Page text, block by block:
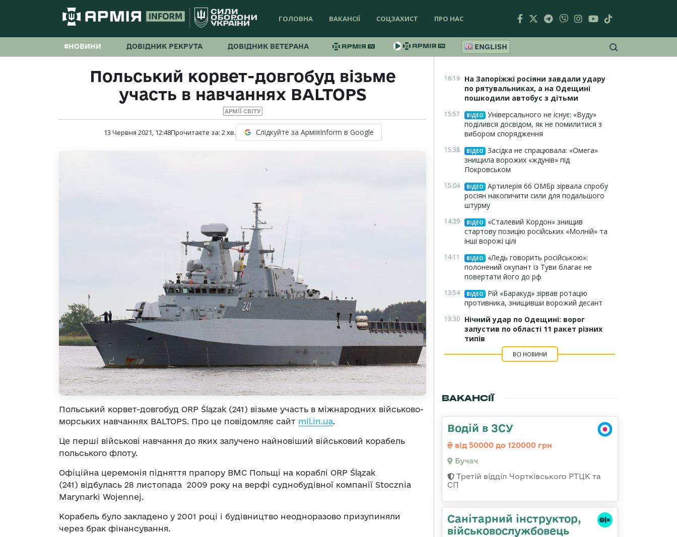
ГОЛОВНА ВАКАНСІЇ СОЦЗАХИСТ ПРО НАС
#НОВИНИ ДОВІДНИК РЕКРУТА ДОВІДНИК ВЕТЕРАНА ENGLISH
Польський корвет-довгобуд візьме
участь в навчаннях BALTOPS
АРМІЇ СВІТУ
13 Червня 2021, 12:48Прочитаєте за: 2хв. Слідкуйте за АрміяInform в Google
Польський корвет-довгобуд ORP Ślązak (241) візьме участь в міжнародних військово-
морських навчаннях BALTOPS. Про це повідомляє сайт mil.in.ua.
Це перші військові навчання до яких залучено найновіший військовий корабель
польського флоту.
Офіційна церемонія підняття прапору ВМС Польщі на кораблі ORP Ślązak
(241) відбулась 28 листопада 2009 року на верфі суднобудівної компанії Stocznia
Marynarki Wojennej.
Корабель було закладено у 2001 році і будівництво неодноразово призупиняли
через брак фінансування.
16:19 На Запоріжжі росіяни завдали удару
по рятувальниках, а на Одещині
пошкодили автобус з дітьми
15:57 ВІДЕО
Універсального не існує: «Вуду»
поділився досвідом, як не помилитися з
вибором спорядження
15:38 ВІДЕО
Засідка не спрацювала: «Омега»
знищила ворожих «ждунів» під
Покровськом
15:04 ВІДЕО
Артилерія 66 ОМБр зірвала спробу
росіян накопичити сили для подальшого
штурму
14:39 ВІДЕО
«Сталевий Кордон» знищив
стартову позицію російських «Молній» та
інші ворожі цілі
14:11 ВІДЕО
«Ледь говорить російською»:
полонений окупант із Туви благає не
повертати його до рф
13:54 ВІДЕО
Рій «Баракуд» зірвав ротацію
противника, знищивши ворожий десант
13:30 Нічний удар по Одещині: ворог
запустив по області 11 ракет різних
типів
ВСІ НОВИНИ
ВАКАНСІЇ
Водій в ЗСУ
від 50000 до 120000 грн
Бучач
Третій відділ Чортківського РТЦК та
СП
Санітарний інструктор,
військовослужбовець